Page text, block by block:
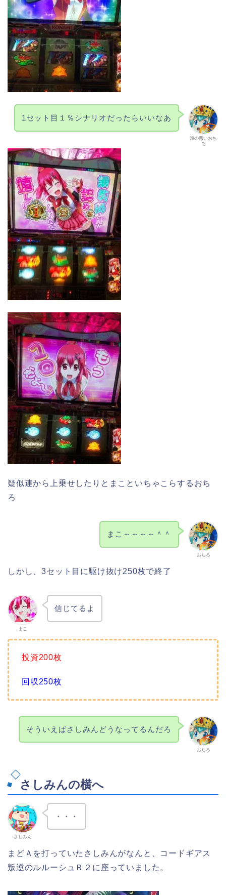
頭の悪いおち
ろ
1セット目１％シナリオだったらいいなあ
疑似連から上乗せしたりとまこといちゃこらするおち
ろ
おちろ
まこ～～～～＾＾
しかし、3セット目に駆け抜け250枚で終了
まこ
信じてるよ
投資200枚
回収250枚
おちろ
そういえばさしみんどうなってるんだろ
さしみんの横へ
さしみん
・・・
まどＡを打っていたさしみんがなんと、コードギアス
叛逆のルルーシュＲ２に座っていました。